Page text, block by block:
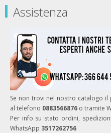
Assistenza
Se non trovi nel nostro catalogo
al telefono 0883566876 o tramite
Per info su stato ordini,
WhatsApp 3517262756